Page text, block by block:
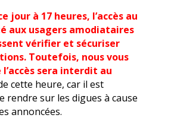
jour à 17 heures, l’accès au
aux usagers amodiataires
vérifier et sécuriser
Toutefois, nous vous
sera interdit au
cette heure, car il est
rendre sur les digues à cause
annoncées.